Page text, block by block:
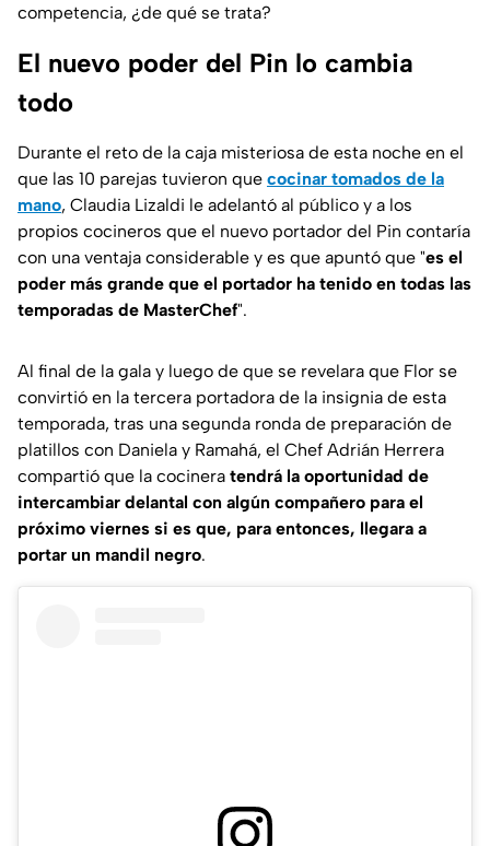
competencia, ¿de qué se trata?
El nuevo poder del Pin lo cambia
todo
Durante el reto de la caja misteriosa de esta noche en el
que las 10 parejas tuvieron que cocinar tomados de la
mano, Claudia Lizaldi le adelantó al público y a los
propios cocineros que el nuevo portador del Pin contaría
con una ventaja considerable y es que apuntó que "es el
poder más grande que el portador ha tenido en todas las
temporadas de MasterChef".
Al final de la gala y luego de que se revelara que Flor se
convirtió en la tercera portadora de la insignia de esta
temporada, tras una segunda ronda de preparación de
platillos con Daniela y Ramahá, el Chef Adrián Herrera
compartió que la cocinera tendrá la oportunidad de
intercambiar delantal con algún compañero para el
próximo viernes si es que, para entonces, llegara a
portar un mandil negro.